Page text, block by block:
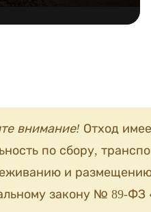
внимание! Отход
по сбору,
и
закону № 89-ФЗ